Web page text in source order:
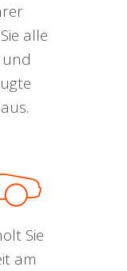
alle
Sie
am